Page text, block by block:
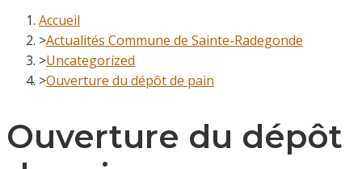
Accueil
>Actualités Commune de Sainte-Radegonde
>Uncategorized
>Ouverture du dépôt de pain
Ouverture du dépôt